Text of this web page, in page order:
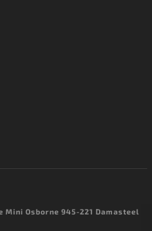
Osborne 945-221 Damasteel